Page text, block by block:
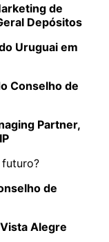
de
Depósitos
Uruguai em
Conselho de
Partner,
futuro?
de
Alegre